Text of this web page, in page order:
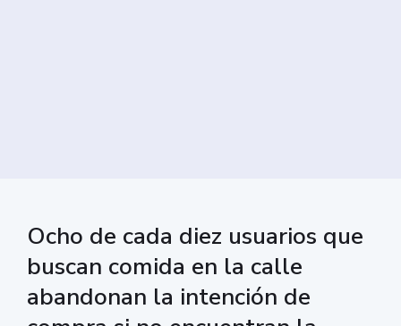
Ocho de cada diez usuarios que
buscan comida en la calle
abandonan la intención de